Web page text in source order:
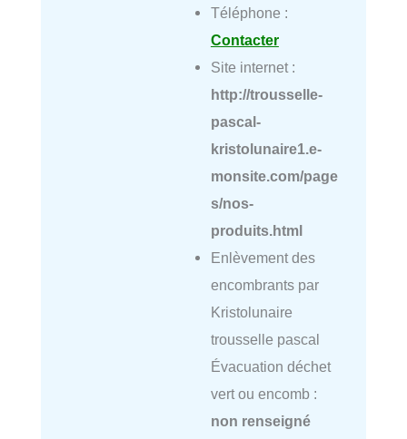
Téléphone :
Contacter
Site internet :
http://trousselle-
pascal-
kristolunaire1.e-
monsite.com/page
s/nos-
produits.html
Enlèvement des
encombrants par
Kristolunaire
trousselle pascal
Évacuation déchet
vert ou encomb :
non renseigné